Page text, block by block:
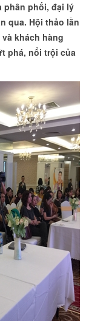
phân phối, đại lý
qua. Hội thảo lần
khách hàng
phá, nổi trội của